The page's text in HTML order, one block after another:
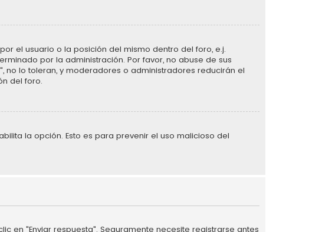
el usuario o la posición del mismo dentro del foro, e.j.
por la administración. Por favor, no abuse de sus
lo toleran, y moderadores o administradores reducirán el
del foro.
la opción. Esto es para prevenir el uso malicioso del
en "Enviar respuesta". Seguramente necesite registrarse antes